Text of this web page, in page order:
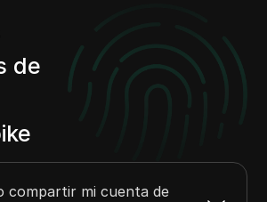
de
compartir mi cuenta de